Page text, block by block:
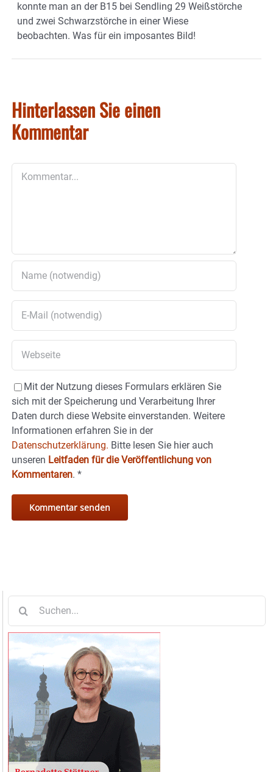
konnte man an der B15 bei Sendling 29 Weißstörche
und zwei Schwarzstörche in einer Wiese
beobachten. Was für ein imposantes Bild!
Hinterlassen Sie einen
Kommentar
Mit der Nutzung dieses Formulars erklären Sie
sich mit der Speicherung und Verarbeitung Ihrer
Daten durch diese Website einverstanden. Weitere
Informationen erfahren Sie in der
Datenschutzerklärung. Bitte lesen Sie hier auch
unseren Leitfaden für die Veröffentlichung von
Kommentaren. *
nach: